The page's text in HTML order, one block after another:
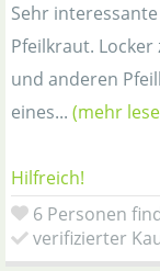
Sehr
Pfeilkraut.
und anderen
eines... (mehr
Hilfreich!
6 Personen
verifizierter